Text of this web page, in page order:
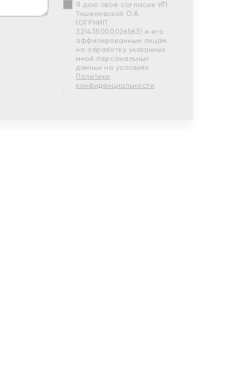
Я даю свое согласие ИП
Тишеновской О.А.
(ОГРНИП
321435000026563) и его
аффилированным лицам
на обработку указанных
мной персональных
данных на условиях
Политики
конфиденциальности